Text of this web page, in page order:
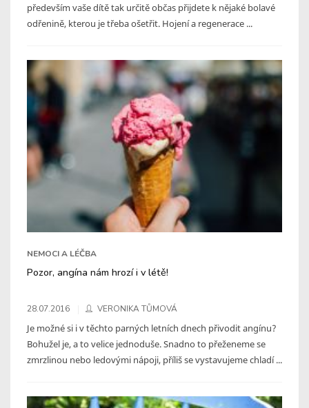
především vaše dítě tak určitě občas přijdete k nějaké bolavé
odřenině, kterou je třeba ošetřit. Hojení a regenerace ...
NEMOCI A LÉČBA
Pozor, angína nám hrozí i v létě!
28.07.2016 VERONIKA TŮMOVÁ
Je možné si i v těchto parných letních dnech přivodit angínu?
Bohužel je, a to velice jednoduše. Snadno to přeženeme se
zmrzlinou nebo ledovými nápoji, příliš se vystavujeme chladí ...